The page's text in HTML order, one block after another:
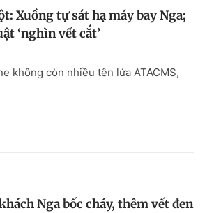
Xuồng tự sát hạ máy bay Nga;
‘nghìn vết cắt’
không còn nhiều tên lửa ATACMS,
Nga bốc cháy, thêm vết đen